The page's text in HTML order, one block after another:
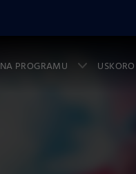
NA PROGRAMU USKORO